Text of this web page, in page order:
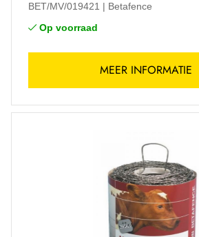
BET/MV/019421
Betafence
Op voorraad
MEER INFORMATIE